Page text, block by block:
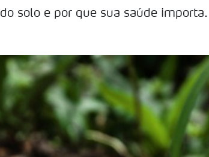
solo e por que sua saúde importa.